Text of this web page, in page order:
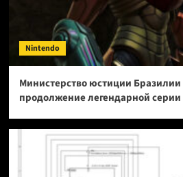
Nintendo
Министерство юстиции Бразилии
продолжение легендарной